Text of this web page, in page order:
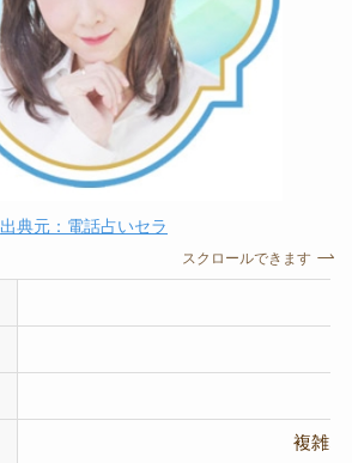
出典元：電話占いセラ
スクロールできます
複雑な